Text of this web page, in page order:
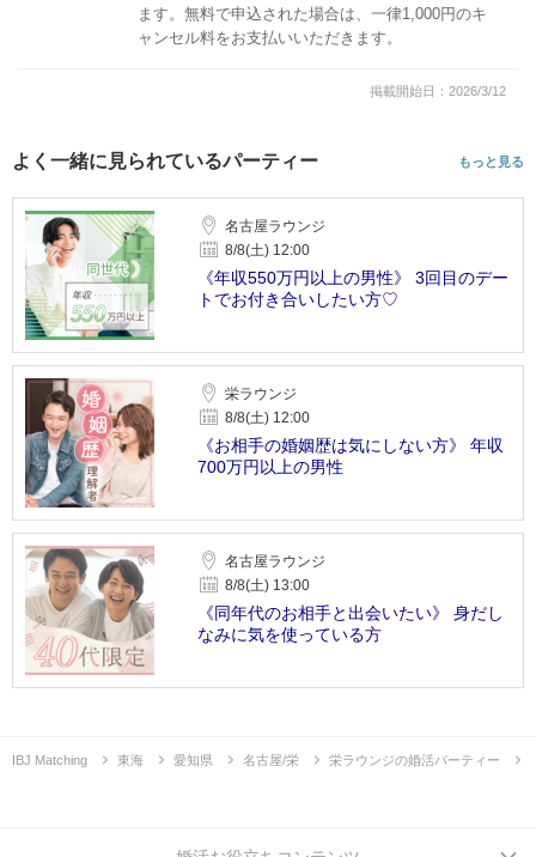
ます。無料で申込された場合は、一律1,000円のキ
ャンセル料をお支払いいただきます。
掲載開始日：2026/3/12
よく一緒に見られているパーティー もっと見る
名古屋ラウンジ
8/8(土) 12:00
《年収550万円以上の男性》 3回目のデー
トでお付き合いしたい方♡
栄ラウンジ
8/8(土) 12:00
《お相手の婚姻歴は気にしない方》 年収
700万円以上の男性
名古屋ラウンジ
8/8(土) 13:00
《同年代のお相手と出会いたい》 身だし
なみに気を使っている方
IBJ Matching 東海 愛知県 名古屋/栄 栄ラウンジの婚活パーティー